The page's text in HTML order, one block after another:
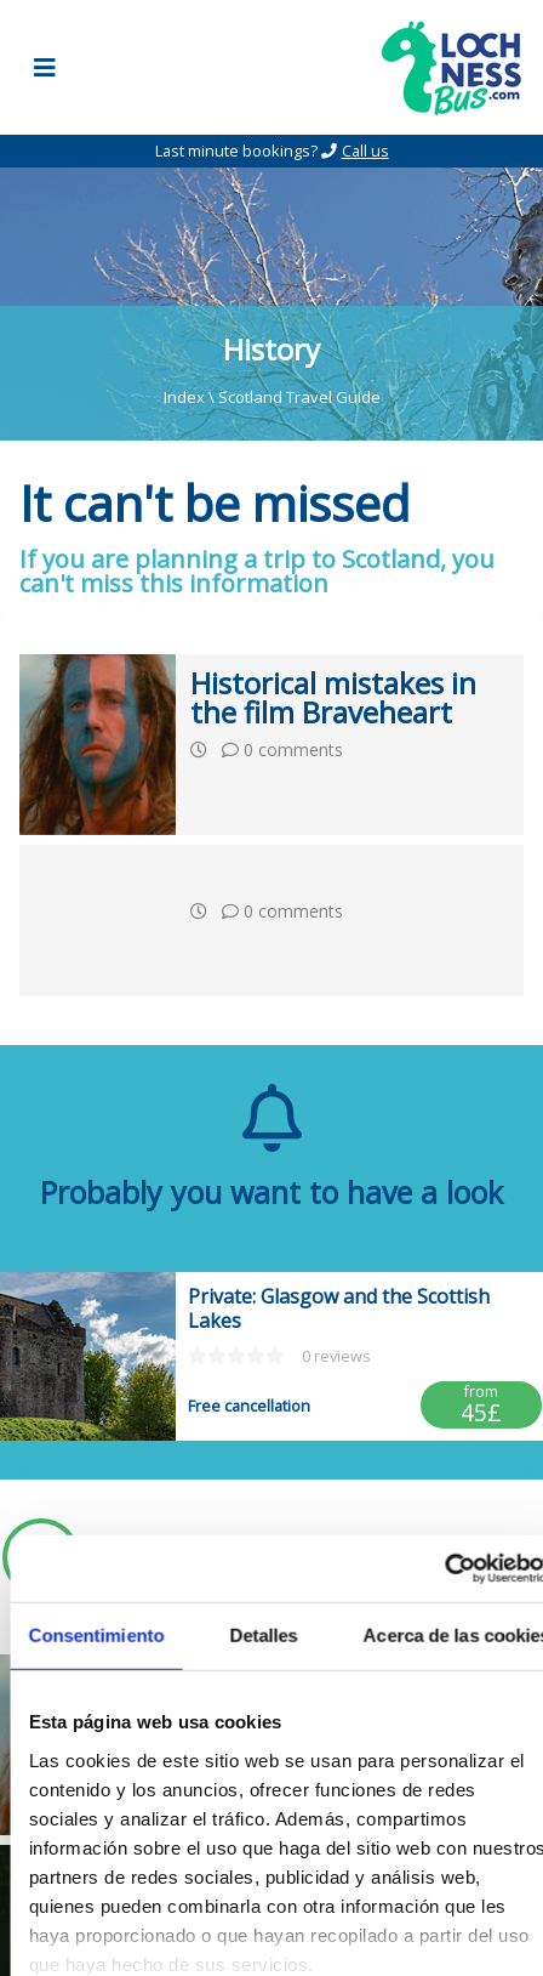
Consentimiento Detalles Acerca de las
Esta página web usa cookies
Las cookies de este sitio web se usan para personalizar el
contenido y los anuncios, ofrecer funciones de redes
sociales y analizar el tráfico. Además, compartimos
información sobre el uso que haga del sitio web con
partners de redes sociales, publicidad y análisis web,
quienes pueden combinarla con otra información que les
haya proporcionado o que hayan recopilado a partir del uso
que haya hecho de sus servicios.
Last minute bookings? Call us
History
Index\Scotland Travel Guide
It can't be missed
If you are planning a trip to Scotland, you
can't miss this information
Historical mistakes in
the film Braveheart
0 comments
0 comments
Probably you want to have a look
Private: Glasgow and the Scottish
Lakes
0 reviews
Free cancellation
from
45£
Historical mistakes in the
film Braveheart
0 comments
Mary Stuart, the myth of a
queen
0 comments